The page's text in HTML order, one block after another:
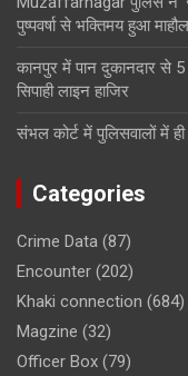
पुष्पवर्षा से भक्तिमय हुआ माहौल
कानपुर में पान दुकानदार से 5
सिपाही लाइन हाजिर
संभल कोर्ट में पुलिसवालों में
Categories
Crime Data (87)
Encounter (202)
Khaki connection (684)
Magzine (32)
Officer Box (79)